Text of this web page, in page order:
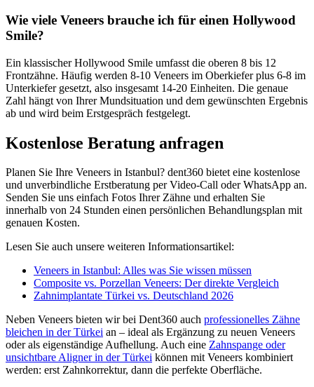
Wie viele Veneers brauche ich für einen Hollywood
Smile?
Ein klassischer Hollywood Smile umfasst die oberen 8 bis 12
Frontzähne. Häufig werden 8-10 Veneers im Oberkiefer plus 6-8 im
Unterkiefer gesetzt, also insgesamt 14-20 Einheiten. Die genaue
Zahl hängt von Ihrer Mundsituation und dem gewünschten Ergebnis
ab und wird beim Erstgespräch festgelegt.
Kostenlose Beratung anfragen
Planen Sie Ihre Veneers in Istanbul? dent360 bietet eine kostenlose
und unverbindliche Erstberatung per Video-Call oder WhatsApp an.
Senden Sie uns einfach Fotos Ihrer Zähne und erhalten Sie
innerhalb von 24 Stunden einen persönlichen Behandlungsplan mit
genauen Kosten.
Lesen Sie auch unsere weiteren Informationsartikel:
Veneers in Istanbul: Alles was Sie wissen müssen
Composite vs. Porzellan Veneers: Der direkte Vergleich
Zahnimplantate Türkei vs. Deutschland 2026
Neben Veneers bieten wir bei Dent360 auch professionelles Zähne
bleichen in der Türkei an – ideal als Ergänzung zu neuen Veneers
oder als eigenständige Aufhellung. Auch eine Zahnspange oder
unsichtbare Aligner in der Türkei können mit Veneers kombiniert
werden: erst Zahnkorrektur, dann die perfekte Oberfläche.